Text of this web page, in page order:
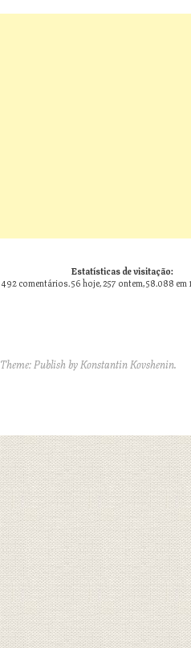
492comentários.
Estatísticas de visitação:
56 hoje, 257 ontem, 58.088 em
Theme: Publish byKonstantin Kovshenin.